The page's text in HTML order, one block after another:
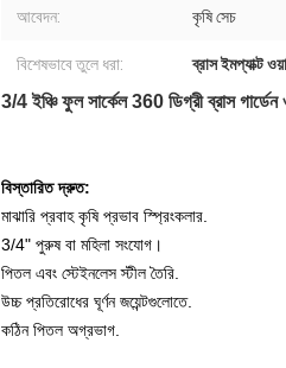
আবেদন: কৃষি সেচ
বিশেষভাবে তুলে ধরা: ব্রাস ইমপ্যাক্ট
3/4 ইঞ্চি ফুল সার্কেল 360 ডিগ্রী ব্রাস গার্ডেন
বিস্তারিত দ্রুত:
মাঝারি প্রবাহ কৃষি প্রভাব স্প্রিংকলার.
3/4" পুরুষ বা মহিলা সংযোগ।
পিতল এবং স্টেইনলেস স্টীল তৈরি.
উচ্চ প্রতিরোধের ঘূর্ণন জয়েন্টগুলোতে.
কঠিন পিতল অগ্রভাগ.